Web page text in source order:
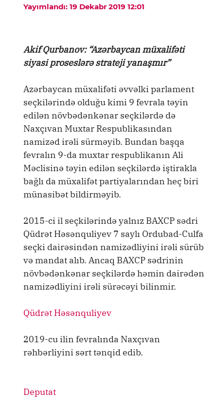
Yayımlandı: 19 Dekabr 2019 12:01
Akif Qurbanov: “Azərbaycan müxalifəti
siyasi proseslərə strateji yanaşmır”
Azərbaycan müxalifəti əvvəlki parlament
seçkilərində olduğu kimi 9 fevrala təyin
edilən növbədənkənar seçkilərdə də
Naxçıvan Muxtar Respublikasından
namizəd irəli sürməyib. Bundan başqa
fevralın 9-da muxtar respublikanın Ali
Məclisinə təyin edilən seçkilərdə iştirakla
bağlı da müxalifət partiyalarından heç biri
münasibət bildirməyib.
2015-ci il seçkilərində yalnız BAXCP sədri
Qüdrət Həsənquliyev 7 saylı Ordubad-Culfa
seçki dairəsindən namizədliyini irəli sürüb
və mandat alıb. Ancaq BAXCP sədrinin
növbədənkənar seçkilərdə həmin dairədən
namizədliyini irəli sürəcəyi bilinmir.
Qüdrət Həsənquliyev
2019-cu ilin fevralında Naxçıvan
rəhbərliyini sərt tənqid edib.
Deputat